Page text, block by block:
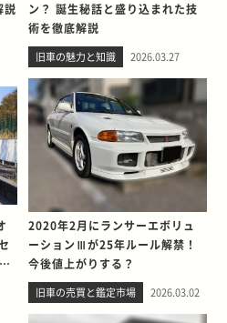
説
ン？ 誕生秘話と盛り込まれた技
術を徹底解説
旧車の魅力と知識 2026.03.27
2020年2月にランサーエボリュ
ーションⅢが25年ルール解禁！
今後値上がりする？
旧車の売買と鑑定市場 2026.03.02